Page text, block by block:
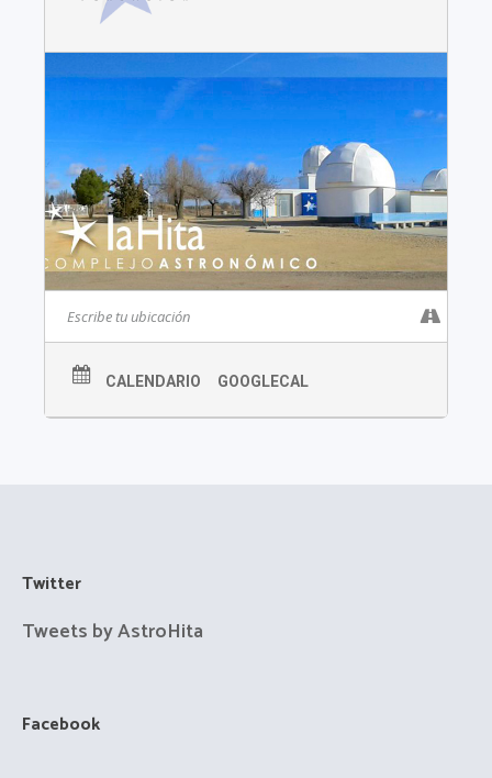
CALENDARIO GOOGLECAL
Twitter
Tweets by AstroHita
Facebook